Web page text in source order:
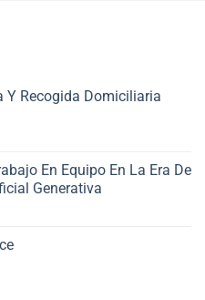
Y Recogida Domiciliaria
En Equipo En La Era De
Generativa